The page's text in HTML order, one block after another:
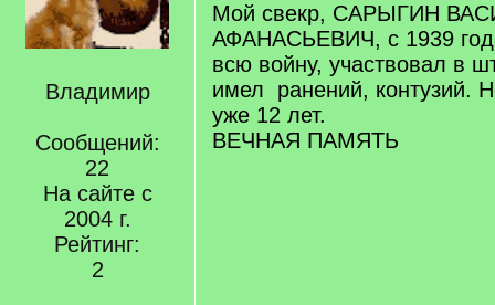
Владимир
Сообщений:
22
На сайте с
2004 г.
Рейтинг:
2
Мой свекр, САРЫГИН
АФАНАСЬЕВИЧ, с 1939
всю войну, участвовал в
имел ранений, контузий.
уже 12 лет.
ВЕЧНАЯ ПАМЯТЬ